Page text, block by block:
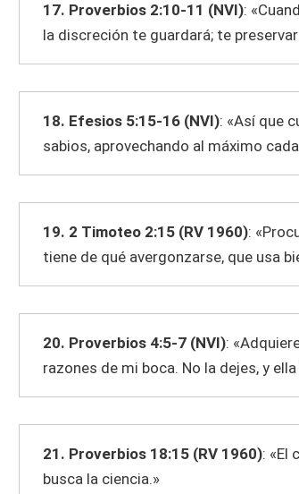
17. Proverbios 2:10-11 (NVI):
la discreción te guardará; te
18. Efesios 5:15-16 (NVI): «Así que
sabios, aprovechando al máximo
19. 2 Timoteo 2:15 (RV 1960):
tiene de qué avergonzarse, que usa
20. Proverbios 4:5-7 (NVI):
razones de mi boca. No la dejes, y
21. Proverbios 18:15 (RV 1960): «El
busca la ciencia.»